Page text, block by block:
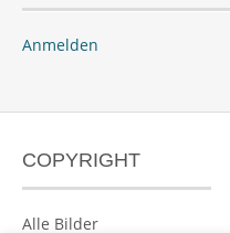
Anmelden
COPYRIGHT
Alle Bilder